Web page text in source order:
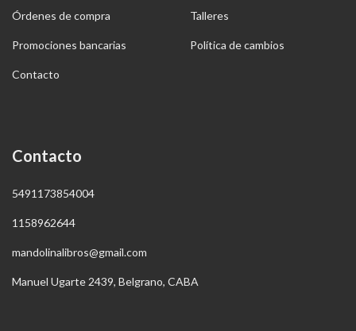
Órdenes de compra Talleres
Promociones bancarias Política de cambios
Contacto
Contacto
5491173854004
1158962644
mandolinalibros@gmail.com
Manuel Ugarte 2439, Belgrano, CABA